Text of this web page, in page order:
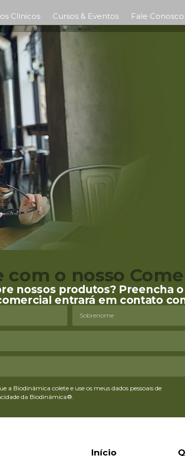
Clínicos Cursos & Eventos Fale Conosco
com o nosso
nossos produtos? Preencha
entrará em contato
a Biodinâmica colete e use os meus dados pessoais de
da Biodinâmica®.
Início